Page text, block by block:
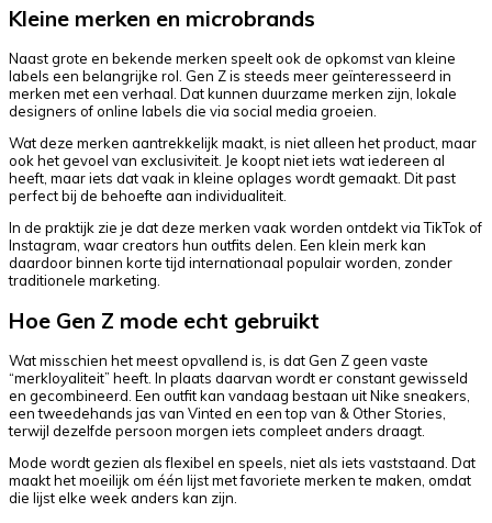
Kleine merken en microbrands
Naast grote en bekende merken speelt ook de opkomst van kleine
labels een belangrijke rol. Gen Z is steeds meer geïnteresseerd in
merken met een verhaal. Dat kunnen duurzame merken zijn, lokale
designers of online labels die via social media groeien.
Wat deze merken aantrekkelijk maakt, is niet alleen het product, maar
ook het gevoel van exclusiviteit. Je koopt niet iets wat iedereen al
heeft, maar iets dat vaak in kleine oplages wordt gemaakt. Dit past
perfect bij de behoefte aan individualiteit.
In de praktijk zie je dat deze merken vaak worden ontdekt via TikTok of
Instagram, waar creators hun outfits delen. Een klein merk kan
daardoor binnen korte tijd internationaal populair worden, zonder
traditionele marketing.
Hoe Gen Z mode echt gebruikt
Wat misschien het meest opvallend is, is dat Gen Z geen vaste
“merkloyaliteit” heeft. In plaats daarvan wordt er constant gewisseld
en gecombineerd. Een outfit kan vandaag bestaan uit Nike sneakers,
een tweedehands jas van Vinted en een top van & Other Stories,
terwijl dezelfde persoon morgen iets compleet anders draagt.
Mode wordt gezien als flexibel en speels, niet als iets vaststaand. Dat
maakt het moeilijk om één lijst met favoriete merken te maken, omdat
die lijst elke week anders kan zijn.